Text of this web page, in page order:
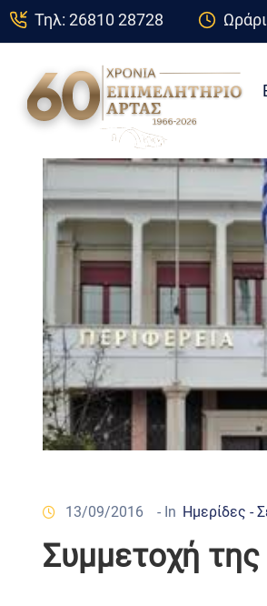
Τηλ: 26810 28728
13/09/2016 - In Ημερίδες -
Συμμετοχή